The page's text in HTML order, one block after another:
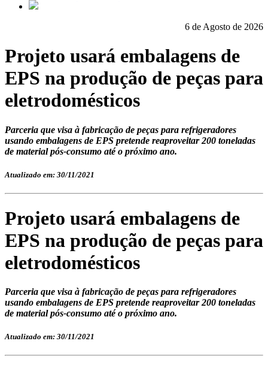
6 de Agosto de 2026
Projeto usará embalagens de
EPS na produção de peças para
eletrodomésticos
Parceria que visa à fabricação de peças para refrigeradores
usando embalagens de EPS pretende reaproveitar 200 toneladas
de material pós-consumo até o próximo ano.
Atualizado em: 30/11/2021
Projeto usará embalagens de
EPS na produção de peças para
eletrodomésticos
Parceria que visa à fabricação de peças para refrigeradores
usando embalagens de EPS pretende reaproveitar 200 toneladas
de material pós-consumo até o próximo ano.
Atualizado em: 30/11/2021